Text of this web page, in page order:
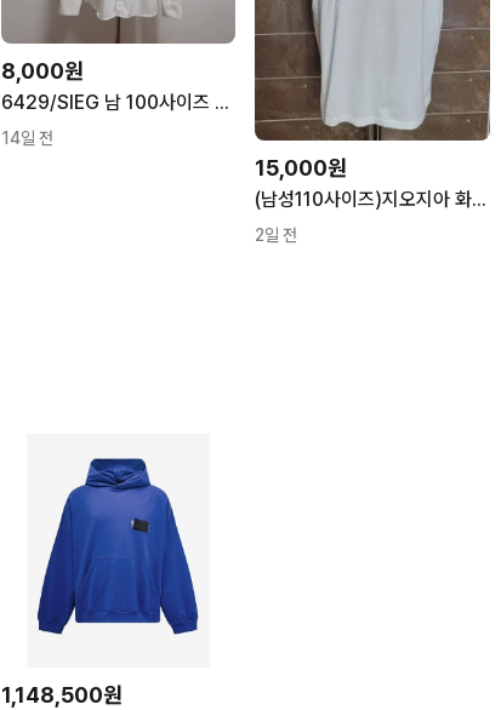
8,000원
6429/SIEG 남 100사이즈 화이트셔츠/내옷방
14일 전
15,000원
(남성110사이즈)지오지아 화이트 반팔티
2일 전
1,148,500원